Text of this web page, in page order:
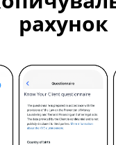
рахунок